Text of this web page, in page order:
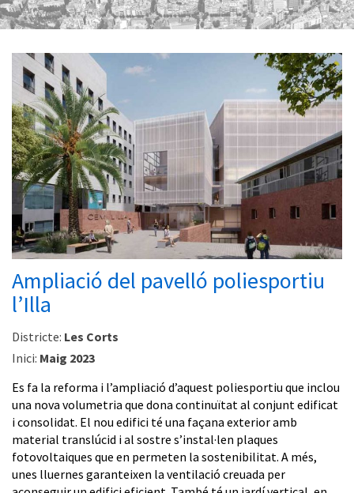
Ampliació del pavelló poliesportiu
l’Illa
Districte: Les Corts
Inici: Maig 2023
Es fa la reforma i l’ampliació d’aquest poliesportiu que inclou
una nova volumetria que dona continuïtat al conjunt edificat
i consolidat. El nou edifici té una façana exterior amb
material translúcid i al sostre s’instal·len plaques
fotovoltaiques que en permeten la sostenibilitat. A més,
unes lluernes garanteixen la ventilació creuada per